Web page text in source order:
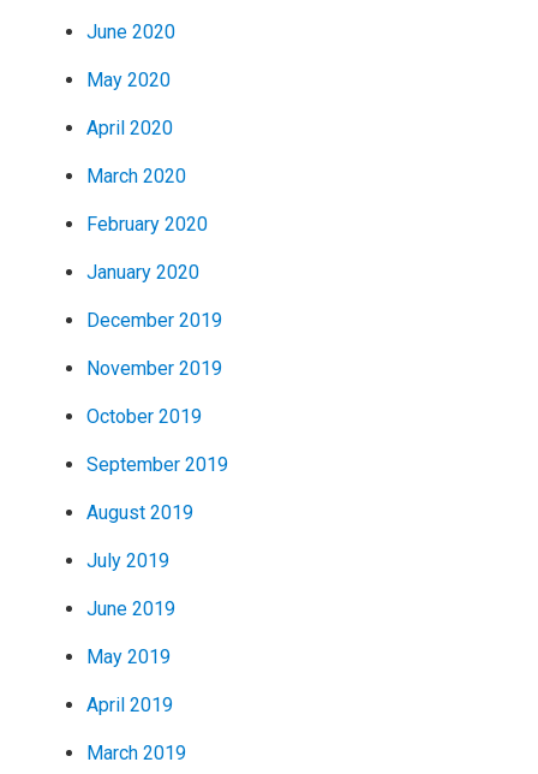
June 2020
May 2020
April 2020
March 2020
February 2020
January 2020
December 2019
November 2019
October 2019
September 2019
August 2019
July 2019
June 2019
May 2019
April 2019
March 2019